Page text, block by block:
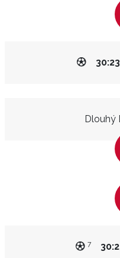
30:23
Dlouhý
7